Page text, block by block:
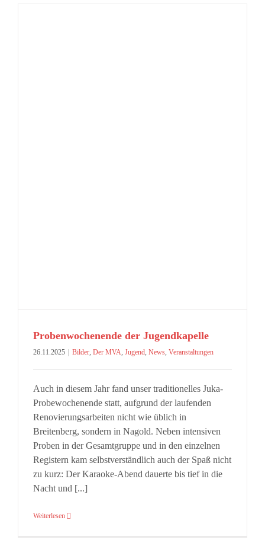
Probenwochenende der Jugendkapelle
26.11.2025 | Bilder Der MVA Jugend News Veranstaltungen
Auch in diesem Jahr fand unser traditionelles Juka-
Probewochenende statt, aufgrund der laufenden
Renovierungsarbeiten nicht wie üblich in
Breitenberg, sondern in Nagold. Neben intensiven
Proben in der Gesamtgruppe und in den einzelnen
Registern kam selbstverständlich auch der Spaß nicht
zu kurz: Der Karaoke-Abend dauerte bis tief in die
Nacht und [...]
Weiterlesen